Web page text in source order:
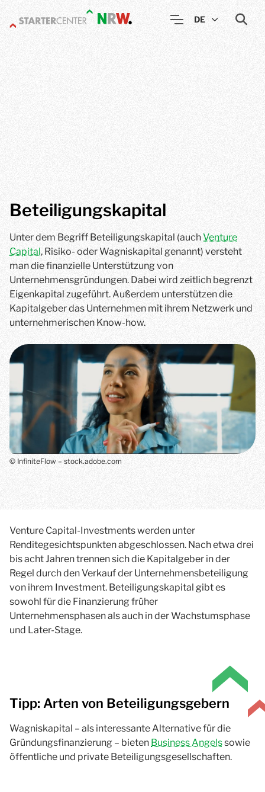
DE
Beteiligungskapital
Unter dem Begriff Beteiligungskapital (auchVenture
Capital, Risiko- oder Wagniskapital genannt) versteht
man die finanzielle Unterstützung von
Unternehmensgründungen. Dabei wird zeitlich begrenzt
Eigenkapital zugeführt. Außerdem unterstützen die
Kapitalgeber das Unternehmen mit ihrem Netzwerk und
unternehmerischen Know-how.
© InfiniteFlow – stock.adobe.com
Venture Capital-Investmentswerden unter
Renditegesichtspunkten abgeschlossen. Nach etwa drei
bis acht Jahren trennen sich die Kapitalgeber in der
Regel durch den Verkauf der Unternehmensbeteiligung
von ihrem Investment. Beteiligungskapital gibt es
sowohl für die Finanzierung früher
Unternehmensphasen als auch in der Wachstumsphase
und Later-Stage.
Tipp: Arten von Beteiligungsgebern
Wagniskapital – als interessante Alternative für die
Gründungsfinanzierung – bieten Business Angelssowie
öffentliche und private Beteiligungsgesellschaften.